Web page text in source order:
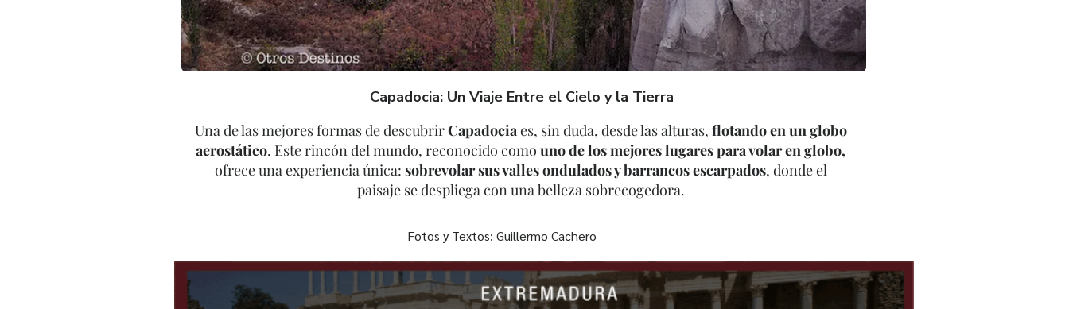
Capadocia: Un Viaje Entre el Cielo y la Tierra
Una de las mejores formas de descubrirCapadociaes, sin duda, desde las alturas, flotando en un globo
aerostático. Este rincón del mundo, reconocido como uno de los mejores lugares para volar en globo,
ofrece una experiencia única: sobrevolar sus valles ondulados y barrancos escarpados, donde el
paisaje se despliega con una belleza sobrecogedora.
Fotos y Textos: Guillermo Cachero